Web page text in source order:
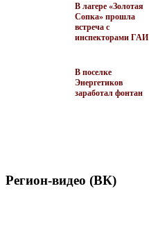
В лагере «Золотая
Сопка» прошла
встреча с
инспекторами ГАИ
В поселке
Энергетиков
заработал фонтан
Регион-видео (ВК)